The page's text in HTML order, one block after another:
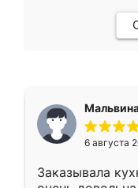
6 августа
Заказывала